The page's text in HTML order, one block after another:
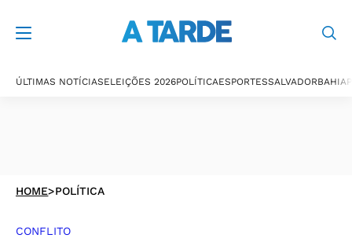
ÚLTIMAS NOTÍCIASELEIÇÕES 2026POLÍTICAESPORTESSALVADORBAHIA
HOME>POLÍTICA
CONFLITO